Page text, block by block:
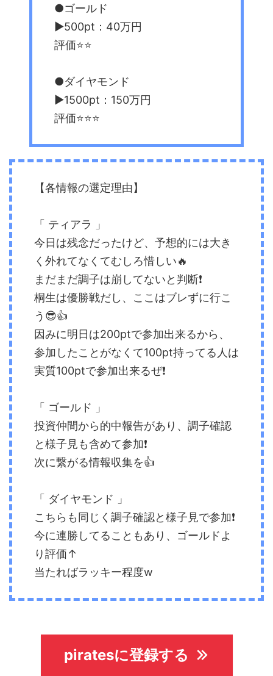
●ゴールド
▶︎500pt：40万円
評価⭐️⭐️
●ダイヤモンド
▶︎1500pt：150万円
評価⭐️⭐️⭐️
【各情報の選定理由】
「 ティアラ 」
今日は残念だったけど、予想的には大き
く外れてなくてむしろ惜しい🔥
まだまだ調子は崩してないと判断❗️
桐生は優勝戦だし、ここはブレずに行こ
う😎👍
因みに明日は200ptで参加出来るから、
参加したことがなくて100pt持ってる人は
実質100ptで参加出来るぜ❗️
「 ゴールド 」
投資仲間から的中報告があり、調子確認
と様子見も含めて参加❗️
次に繋がる情報収集を👍
「 ダイヤモンド 」
こちらも同じく調子確認と様子見で参加❗️
今に連勝してることもあり、ゴールドよ
り評価↑
当たればラッキー程度w
piratesに登録する